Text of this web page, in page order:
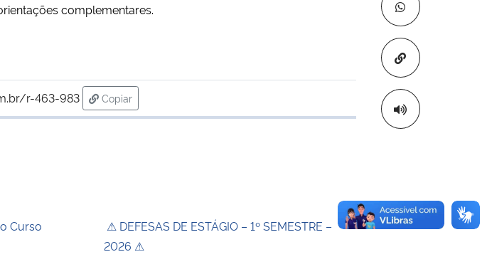
Copiar para
complementares.
r-463-983
Copiar
para área de transferência
Curso
⚠ DEFESAS DE ESTÁGIO – 1º SEMESTRE –
2026 ⚠